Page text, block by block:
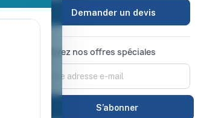
Demander un devis
Recevez nos offres spéciales